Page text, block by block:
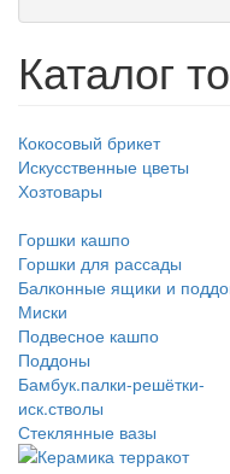
Каталог
Кокосовый брикет
Искусственные цветы
Хозтовары
Горшки кашпо
Горшки для рассады
Балконные ящики и
Миски
Подвесное кашпо
Поддоны
Бамбук.палки-решётки-
иск.стволы
Стеклянные вазы